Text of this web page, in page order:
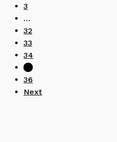
3
…
32
33
34
35
36
Next